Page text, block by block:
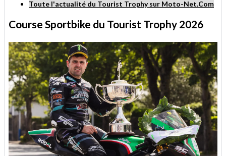
Toute l'actualité du Tourist Trophy sur Moto-Net.Com
Course Sportbike du Tourist Trophy 2026